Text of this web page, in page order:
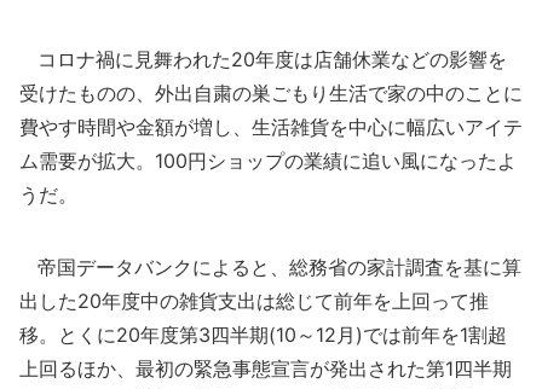
コロナ禍に見舞われた20年度は店舗休業などの影響を
受けたものの、外出自粛の巣ごもり生活で家の中のことに
費やす時間や金額が増し、生活雑貨を中心に幅広いアイテ
ム需要が拡大。100円ショップの業績に追い風になったよ
うだ。
帝国データバンクによると、総務省の家計調査を基に算
出した20年度中の雑貨支出は総じて前年を上回って推
移。とくに20年度第3四半期(10～12月)では前年を1割超
上回るほか、最初の緊急事態宣言が発出された第1四半期